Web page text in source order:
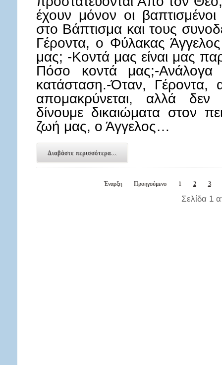
έχουν μόνον οι
στο Βάπτισμα και τους
Γέροντα, ο Φύλακας Άγγελος
μας; -Κοντά μας είναι μας
Πόσο κοντά μας;-Ανάλογα
κατάσταση.-Όταν, Γέροντα,
απομακρύνεται, αλλά δεν
δίνουμε δικαιώματα στον
ζωή μας, ο Άγγελος…
Διαβάστε περισσότερα...
Έναρξη Προηγούμενο 1 2 3
Σελίδα 1